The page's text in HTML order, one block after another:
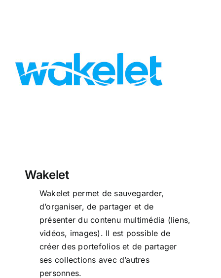
Wakelet
Wakelet
Wakelet permet de sauvegarder,
d’organiser, de partager et de
présenter du contenu multimédia (liens,
vidéos, images). Il est possible de
créer des portefolios et de partager
ses collections avec d’autres
personnes.